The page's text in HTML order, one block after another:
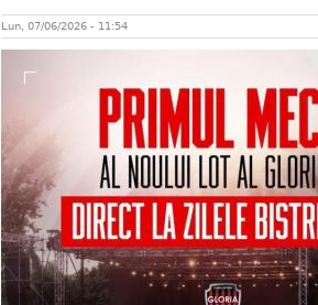
Lun, 07/06/2026 - 11:54